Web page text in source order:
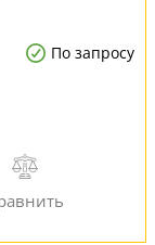
По запросу